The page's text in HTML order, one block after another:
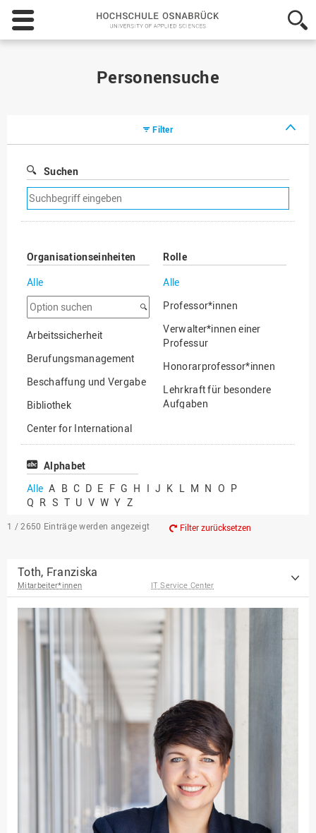
Hochschule
Osnabrück
-
Personensuche
Filter
Suchen
Suchfilter
entfernen
Organisationseinheiten
Alle
Option
suchen
Arbeitssicherheit
Berufungsmanagement
Beschaffung und Vergabe
Bibliothek
Center for International
Mobility
Center for International
Chancengerechtigkeit
eLearning Competence
EU-Büro
Fakultät
Agrarwissenschaften und
Landschaftsarchitektur
Fakultät
Ingenieurwissenschaften
und Informatik
Fakultät Management,
Kultur und Technik
Fakultät Wirtschafts- und
Sozialwissenschaften
Forschung, Kooperation,
Gebäude und Technik
Rolle
Alle
Professor*innen
Verwalter*innen einer
Professur
Honorarprofessor*innen
Lehrkraft für besondere
Aufgaben
Professor*innen im
Alphabet
Alle A B C D E F G H I J K L M N O P
Q R S T U V W Y Z
1 / 2650 Einträge werden angezeigt Filter zurücksetzen
Toth, Franziska
Mitarbeiter*innen IT Service Center